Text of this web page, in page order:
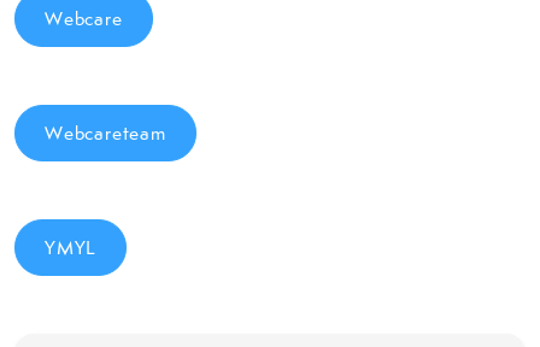
Webcare
Webcareteam
YMYL